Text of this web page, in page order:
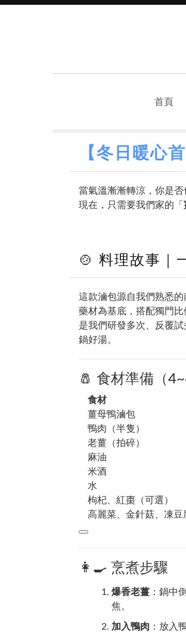
首頁
【冬日暖心
當氣溫漸漸轉涼，你是
現在，只需要我們家的「
🍲 料理故事｜
這款滷包源自我們熟悉的
藥材為基底，搭配獨門
是我們研發多次、反覆
鍋好湯。
🧂 食材準備（
食材
薑母鴨滷包
鴨肉（半隻）
老薑（拍碎）
麻油
米酒
水
枸杞、紅棗（可選）
高麗菜、金針菇、凍豆
👩‍🍳 烹煮步驟
爆香老薑 ：鍋中
焦。
加入鴨肉 ：放入